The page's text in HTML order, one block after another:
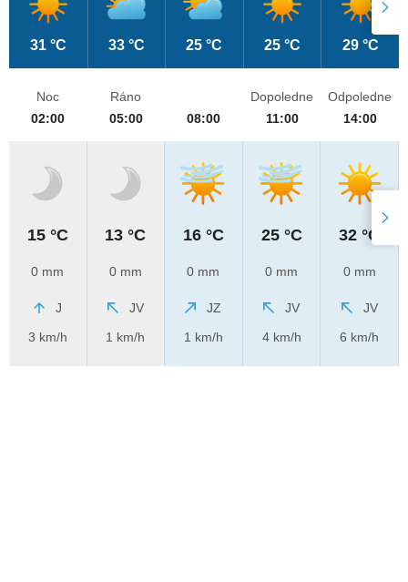
31 °C 33 °C 25 °C 25 °C 29 °C
Noc
02:00
15 °C
0 mm
J
3 km/h
Ráno
05:00
13 °C
0 mm
JV
1 km/h
08:00
16 °C
0 mm
JZ
1 km/h
Dopoledne
11:00
25 °C
0 mm
JV
4 km/h
Odpoledne
14:00
32 °C
0 mm
JV
6 km/h